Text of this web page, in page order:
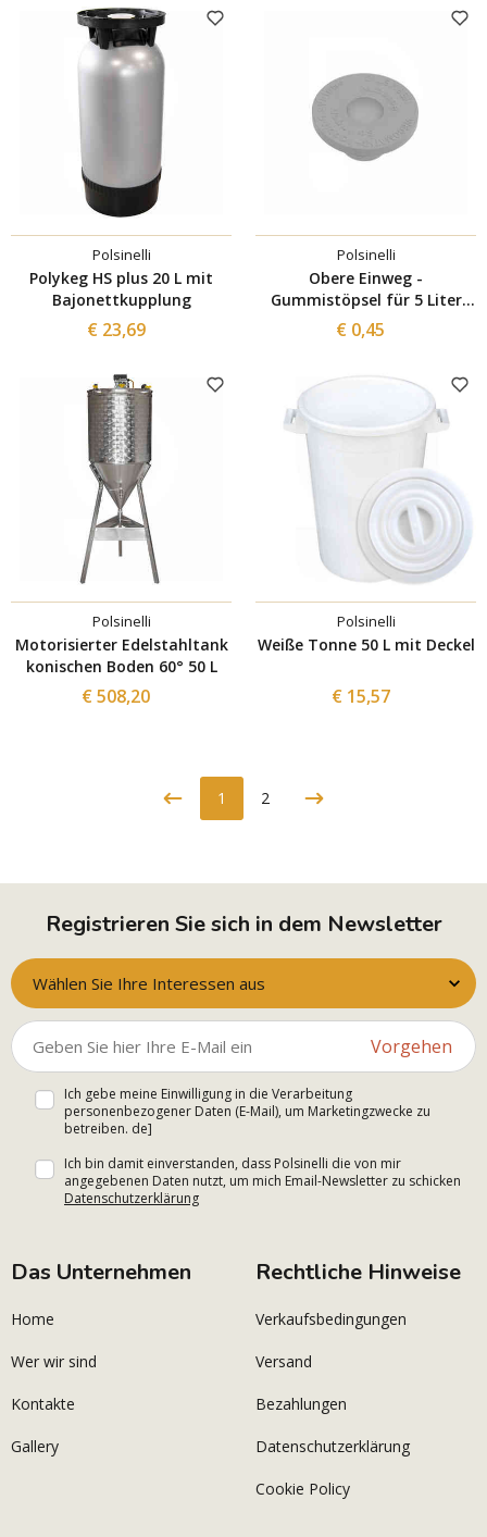
Polsinelli
Polykeg HS plus 20 L mit
Bajonettkupplung
€ 23,69
Polsinelli
Obere Einweg -
Gummistöpsel für 5 Liter
Fass
€ 0,45
Polsinelli
Motorisierter Edelstahltank
konischen Boden 60° 50 L
€ 508,20
Polsinelli
Weiße Tonne 50 L mit Deckel
€ 15,57
1 2
Registrieren Sie sich in dem Newsletter
Wählen Sie Ihre Interessen aus
Vorgehen
Ich gebe meine Einwilligung in die Verarbeitung
personenbezogener Daten (E-Mail), um Marketingzwecke zu
betreiben. de]
Ich bin damit einverstanden, dass Polsinelli die von mir
angegebenen Daten nutzt, um mich Email-Newsletter zu schicken
Datenschutzerklärung
Das Unternehmen
Home
Wer wir sind
Kontakte
Gallery
Rechtliche Hinweise
Verkaufsbedingungen
Versand
Bezahlungen
Datenschutzerklärung
Cookie Policy